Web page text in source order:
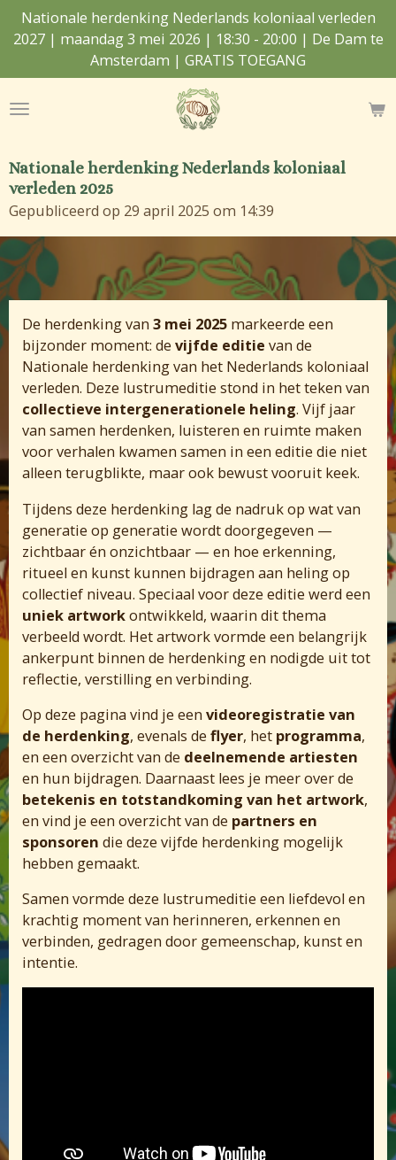
Ga
direct
de
hoofdinhoud
Nationale herdenking Nederlands koloniaal verleden
2027 | maandag 3 mei 2026 | 18:30 - 20:00 | De Dam te
Amsterdam | GRATIS TOEGANG
Nationale herdenking Nederlands koloniaal
verleden 2025
Gepubliceerd op 29 april 2025 om 14:39
De herdenking van 3 mei 2025 markeerde een
bijzonder moment: de vijfde editie van de
Nationale herdenking van het Nederlands koloniaal
verleden. Deze lustrumeditie stond in het teken van
collectieve intergenerationele heling. Vijf jaar
van samen herdenken, luisteren en ruimte maken
voor verhalen kwamen samen in een editie die niet
alleen terugblikte, maar ook bewust vooruit keek.
Tijdens deze herdenking lag de nadruk op wat van
generatie op generatie wordt doorgegeven —
zichtbaar én onzichtbaar — en hoe erkenning,
ritueel en kunst kunnen bijdragen aan heling op
collectief niveau. Speciaal voor deze editie werd een
uniek artworkontwikkeld, waarin dit thema
verbeeld wordt. Het artwork vormde een belangrijk
ankerpunt binnen de herdenking en nodigde uit tot
reflectie, verstilling en verbinding.
Op deze pagina vind je een videoregistratie van
de herdenking, evenals de flyer, het programma,
en een overzicht van de deelnemende artiesten
en hun bijdragen. Daarnaast lees je meer over de
betekenis en totstandkoming van het artwork,
en vind je een overzicht van de partners en
sponsoren die deze vijfde herdenking mogelijk
hebben gemaakt.
Samen vormde deze lustrumeditie een liefdevol en
krachtig moment van herinneren, erkennen en
verbinden, gedragen door gemeenschap, kunst en
intentie.